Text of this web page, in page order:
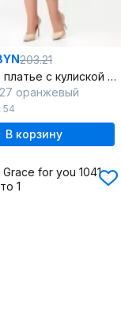
203.21
Льняное платье с кулиской и накладными карманами
оранжевый
, 54
В корзину